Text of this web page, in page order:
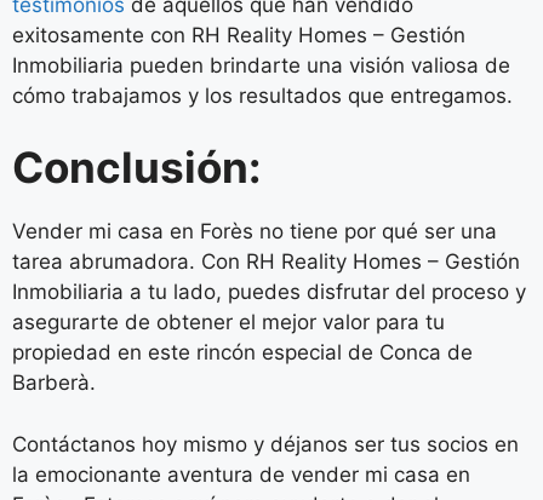
exitosamente con RH Reality Homes – Gestión
Inmobiliaria pueden brindarte una visión valiosa de
cómo trabajamos y los resultados que entregamos.
Conclusión:
Vender mi casa en Forès no tiene por qué ser una
tarea abrumadora. Con RH Reality Homes – Gestión
Inmobiliaria a tu lado, puedes disfrutar del proceso y
asegurarte de obtener el mejor valor para tu
propiedad en este rincón especial de Conca de
Barberà.
Contáctanos hoy mismo y déjanos ser tus socios en
la emocionante aventura de vender mi casa en